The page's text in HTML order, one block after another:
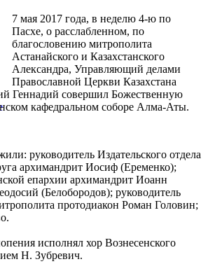
7 мая 2017 года, в неделю 4-ю по
Пасхе, о расслабленном, по
благословению митрополита
Астанайского и Казахстанского
Александра, Управляющий делами
Православной Церкви Казахстана
Геннадий совершил Божественную
кафедральном соборе Алма-Аты.
руководитель Издательского отдела
архимандрит Иосиф (Еременко);
епархии архимандрит Иоанн
(Белобородов); руководитель
протодиакон Роман Головин;
исполнял хор Вознесенского
Н. Зубревич.